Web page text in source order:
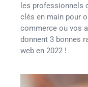
les professionnels
clés en main pour
commerce ou vos
donnent 3 bonnes
web en 2022 !